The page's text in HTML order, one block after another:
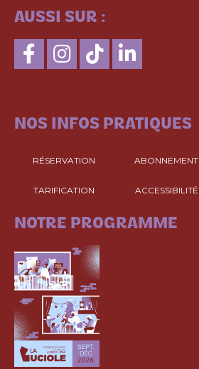
AUSSI SUR :
NOS INFOS PRATIQUES
RÉSERVATION ABONNEMENT
TARIFICATION ACCESSIBILITÉ
NOTRE PROGRAMME